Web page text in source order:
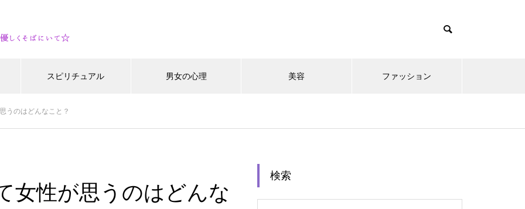
スピリチュアル 男女の心理 美容 ファッション
うのはどんなこと？
女性が思うのはどんな
検索